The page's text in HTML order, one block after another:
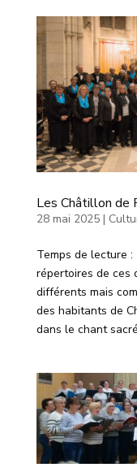
Les Châtillon de
28 mai 2025|
Temps de lecture :
répertoires de ces
différents mais
des habitants de
dans le chant